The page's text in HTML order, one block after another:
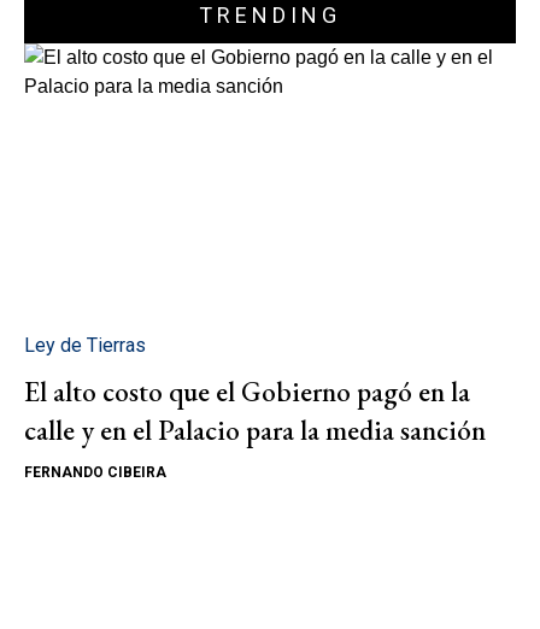
TRENDING
Ley de Tierras
El alto costo que el Gobierno pagó en la
calle y en el Palacio para la media sanción
FERNANDO CIBEIRA